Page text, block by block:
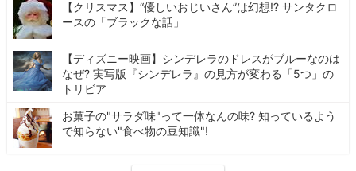
【クリスマス】“優しいおじいさん”は幻想!? サンタクロ
ースの「ブラックな話」
【ディズニー映画】シンデレラのドレスがブルーなのは
なぜ? 実写版『シンデレラ』の見方が変わる「5つ」の
トリビア
お菓子の"サラダ味"って一体なんの味? 知っているよう
で知らない"食べ物の豆知識"!